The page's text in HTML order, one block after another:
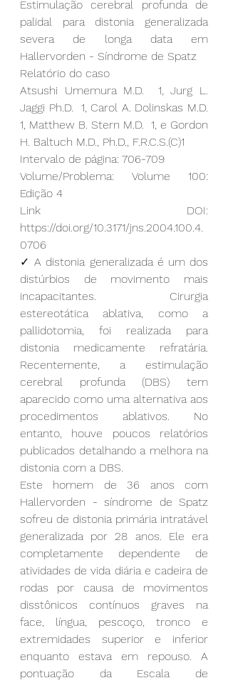
Estimulação cerebral profunda de
palidal para distonia generalizada
severa de longa data em
Hallervorden - Síndrome de Spatz
Relatório do caso
Atsushi Umemura M.D. 1, Jurg L.
Jaggi Ph.D. 1, Carol A. Dolinskas
1, Matthew B. Stern M.D. 1, e Gordon
H. Baltuch M.D., Ph.D., F.R.C.S.(C)1
Intervalo de página: 706-709
Volume/Problema: Volume 100:
Edição 4
https://doi.org/10.3171/jns.2004.100.4.
0706
✓ A distonia generalizada é um dos
distúrbios de movimento mais
incapacitantes. Cirurgia
estereotática ablativa, como a
pallidotomia, foi realizada para
distonia medicamente refratária.
Recentemente, a estimulação
cerebral profunda (DBS) tem
aparecido como uma alternativa aos
procedimentos ablativos. No
entanto, houve poucos relatórios
publicados detalhando a melhora na
distonia com a DBS.
Este homem de 36 anos com
Hallervorden - síndrome de Spatz
sofreu de distonia primária intratável
generalizada por 28 anos. Ele era
completamente dependente de
atividades de vida diária e cadeira de
rodas por causa de movimentos
disstônicos contínuos graves na
face, língua, pescoço, tronco e
extremidades superior e inferior
enquanto estava em repouso. A
pontuação da Escala de